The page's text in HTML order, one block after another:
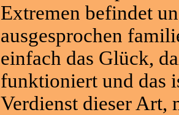
Extremen befindet
ausgesprochen
einfach das Glück,
funktioniert und das
Verdienst dieser Art,